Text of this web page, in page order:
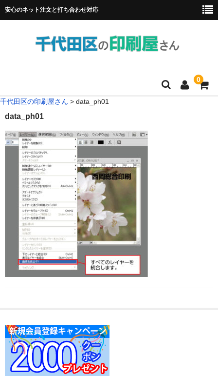
安心のネット注文と打ち合わせ対応
0
フルカラー冊子印刷
チラシ
名刺
リーフレット
ポスター
データの作り方
お問い合わせ
千代田区の印刷屋さん > data_ph01
data_ph01